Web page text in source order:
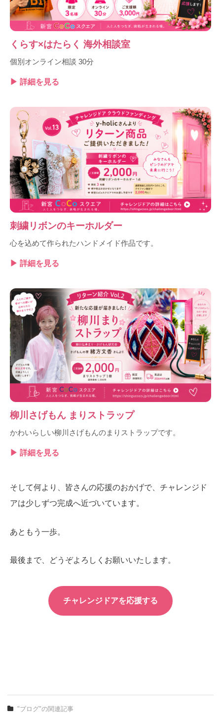
くらす×はたらく 海外相談室
個別オンライン相談 30分
▶ 詳細を見る
刺繍リボンのキーホルダー
心を込めて作られたハンドメイド作品です。
▶ 詳細を見る
柳川さげもん まりストラップ
かわいらしい柳川さげもんのまりストラップです。
▶ 詳細を見る
そして何より、皆さんの応援のおかげで、チャレンジド
アは少しずつ完成へ近づいています。
あともう一歩。
最後まで、どうぞよろしくお願いいたします。
チャレンジドアを応援する
"ブログ"の関連記事